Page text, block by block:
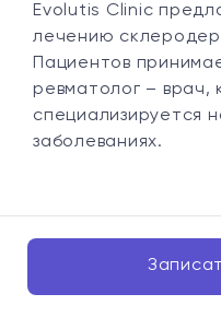
Evolutis Clinic
лечению
Пациентов
ревматолог – врач,
специализируется
заболеваниях.